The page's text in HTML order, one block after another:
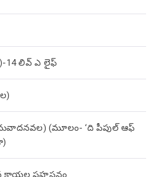
14 లివ్ ఎ లైఫ్
(మూలం- ‘ది పీపుల్ ఆఫ్
ప్రహసనం